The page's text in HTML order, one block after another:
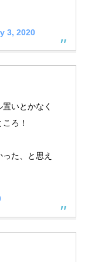
3, 2020
いとかなく
ろ！
た、と思え